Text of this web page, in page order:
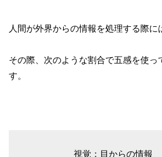
人間が外界からの情報を処理する際に
その際、次のような割合で五感を使っ
す。
視覚：目からの情